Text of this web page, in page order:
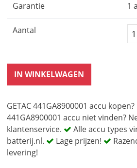
Garantie 1
Aantal
IN WINKELWAGEN
GETAC 441GA8900001 accu
441GA8900001 accu niet vinden?
klantenservice.
Alle accu types
batterij.nl.
Lage prijzen!
levering!